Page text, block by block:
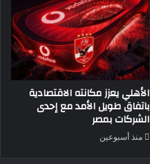
الأهلي يعزز مكانته الاقتصادية
باتفاق طويل الأمد مع إحدى
الشركات بمصر
منذ أسبوعين